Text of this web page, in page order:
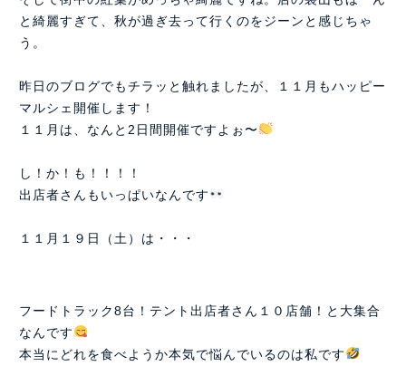
と綺麗すぎて、秋が過ぎ去って行くのをジーンと感じちゃ
う。
昨日のブログでもチラッと触れましたが、１１月もハッピー
マルシェ開催します！
１１月は、なんと2日間開催ですよぉ〜
し！か！も！！！！
出店者さんもいっぱいなんです
１１月１９日（土）は・・・
フードトラック8台！テント出店者さん１０店舗！と大集合
なんです
本当にどれを食べようか本気で悩んでいるのは私です